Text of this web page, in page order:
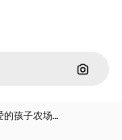
通過圖
的孩子农场…